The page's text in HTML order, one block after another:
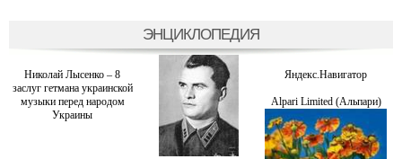
ЭНЦИКЛОПЕДИЯ
Николай Лысенко – 8
заслуг гетмана украинской
музыки перед народом
Украины
Яндекс.Навигатор
Alpari Limited (Альпари)